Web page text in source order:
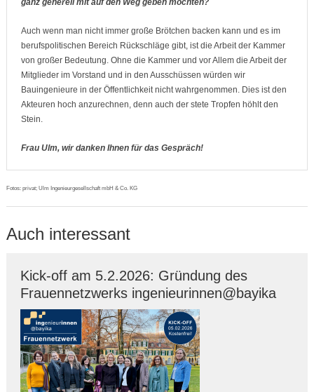
ganz generell mit auf den Weg geben möchten?
Auch wenn man nicht immer große Brötchen backen kann und es im
berufspolitischen Bereich Rückschläge gibt, ist die Arbeit der Kammer
von großer Bedeutung. Ohne die Kammer und vor Allem die Arbeit der
Mitglieder im Vorstand und in den Ausschüssen würden wir
Bauingenieure in der Öffentlichkeit nicht wahrgenommen. Dies ist den
Akteuren hoch anzurechnen, denn auch der stete Tropfen höhlt den
Stein.
Frau Ulm, wir danken Ihnen für das Gespräch!
Fotos: privat; Ulm Ingenieurgesellschaft mbH & Co. KG
Auch interessant
Kick-off am 5.2.2026: Gründung des
Frauennetzwerks ingenieurinnen@bayika